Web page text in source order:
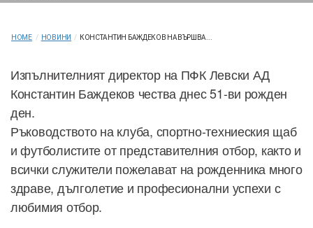
HOME / НОВИНИ / КОНСТАНТИН БАЖДЕКОВ НАВЪРШВА...
Изпълнителният директор на ПФК Левски АД
Константин Баждеков чества днес 51-ви рожден
ден.
Ръководството на клуба, спортно-техниеския щаб
и футболистите от представителния отбор, както и
всички служители пожелават на рожденника много
здраве, дълголетие и професионални успехи с
любимия отбор.